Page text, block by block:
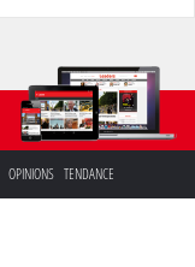
OPINIONS TENDANCE